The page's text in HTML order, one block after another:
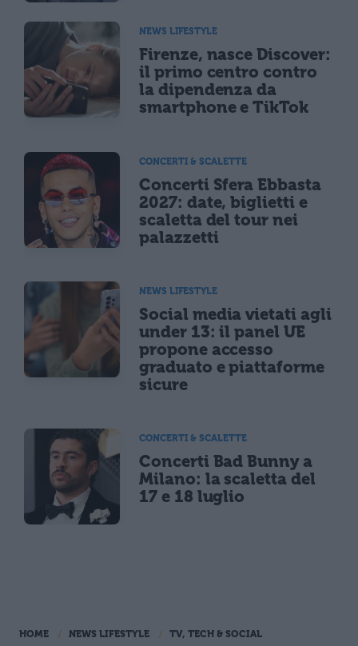
NEWS LIFESTYLE
Firenze, nasce Discover:
il primo centro contro
la dipendenza da
smartphone e TikTok
CONCERTI & SCALETTE
Concerti Sfera Ebbasta
2027: date, biglietti e
scaletta del tour nei
palazzetti
NEWS LIFESTYLE
Social media vietati agli
under 13: il panel UE
propone accesso
graduato e piattaforme
sicure
CONCERTI & SCALETTE
Concerti Bad Bunny a
Milano: la scaletta del
17 e 18 luglio
HOME NEWS LIFESTYLE TV, TECH & SOCIAL